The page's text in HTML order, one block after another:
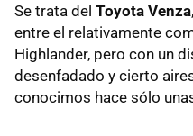
Se trata del Toyota Venza
entre el relativamente
Highlander, pero con un
desenfadado y cierto
conocimos hace sólo